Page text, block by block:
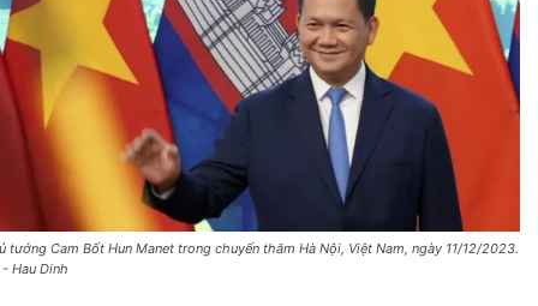
tướng Cam Bốt Hun Manet trong chuyến thăm Hà Nội, Việt Nam, ngày 11/12/2023.
- Hau Dinh